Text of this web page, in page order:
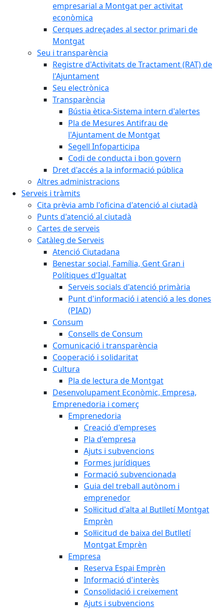
empresarial a Montgat per activitat
econòmica
Cerques adreçades al sector primari de
Montgat
Seu i transparència
Registre d'Activitats de Tractament (RAT) de
l'Ajuntament
Seu electrònica
Transparència
Bústia ètica-Sistema intern d'alertes
Pla de Mesures Antifrau de
l'Ajuntament de Montgat
Segell Infoparticipa
Codi de conducta i bon govern
Dret d'accés a la informació pública
Altres administracions
Serveis i tràmits
Cita prèvia amb l'oficina d'atenció al ciutadà
Punts d'atenció al ciutadà
Cartes de serveis
Catàleg de Serveis
Atenció Ciutadana
Benestar social, Família, Gent Gran i
Polítiques d'Igualtat
Serveis socials d'atenció primària
Punt d'informació i atenció a les dones
(PIAD)
Consum
Consells de Consum
Comunicació i transparència
Cooperació i solidaritat
Cultura
Pla de lectura de Montgat
Desenvolupament Econòmic, Empresa,
Emprenedoria i comerç
Emprenedoria
Creació d'empreses
Pla d'empresa
Ajuts i subvencions
Formes jurídiques
Formació subvencionada
Guia del treball autònom i
emprenedor
Sol·licitud d'alta al Butlletí Montgat
Emprèn
Sol·licitud de baixa del Butlletí
Montgat Emprèn
Empresa
Reserva Espai Emprèn
Informació d'interès
Consolidació i creixement
Ajuts i subvencions